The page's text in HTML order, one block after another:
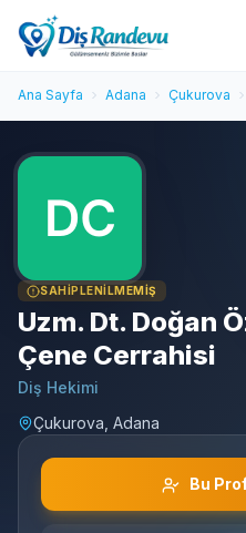
Ana Sayfa Adana Çukurova
SAHIPLENILMEMIŞ
Uzm. Dt. Doğan
Çene Cerrahisi
Diş Hekimi
Çukurova, Adana
Bu